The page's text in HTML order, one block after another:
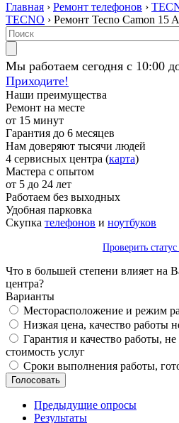
Главная › Ремонт телефонов ›
TECNO › Ремонт Tecno Camon 15
Мы работаем сегодня с 10:00
Приходите!
Наши преимущества
Ремонт на месте
от 15 минут
Гарантия до 6 месяцев
Нам доверяют тысячи людей
4 сервисных центра (карта)
Мастера с опытом
от 5 до 24 лет
Работаем без выходных
Удобная парковка
Скупка телефонов и ноутбуков
Проверить
Что в большей степени влияет на
центра?
Варианты
Месторасположение и режим
Низкая цена, качество работы
Гарантия и качество работы,
стоимость услуг
Сроки выполнения работы,
Предыдущие опросы
Результаты